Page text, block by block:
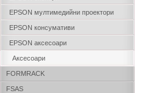
EPSON мултимедийни проектори
EPSON консумативи
EPSON аксесоари
Аксесоари
FORMRACK
FSAS